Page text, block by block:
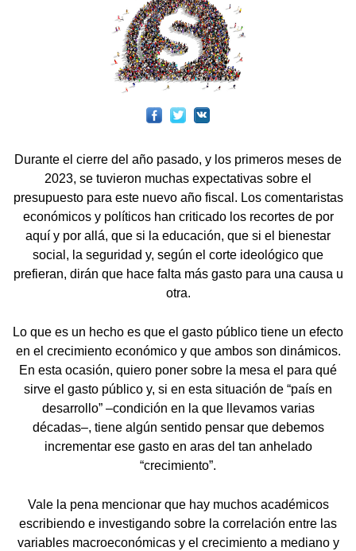
Durante el cierre del año pasado, y los primeros meses de
2023, se tuvieron muchas expectativas sobre el
presupuesto para este nuevo año fiscal. Los comentaristas
económicos y políticos han criticado los recortes de por
aquí y por allá, que si la educación, que si el bienestar
social, la seguridad y, según el corte ideológico que
prefieran, dirán que hace falta más gasto para una causa u
otra.
Lo que es un hecho es que el gasto público tiene un efecto
en el crecimiento económico y que ambos son dinámicos.
En esta ocasión, quiero poner sobre la mesa el para qué
sirve el gasto público y, si en esta situación de “país en
desarrollo” –condición en la que llevamos varias
décadas–, tiene algún sentido pensar que debemos
incrementar ese gasto en aras del tan anhelado
“crecimiento”.
Vale la pena mencionar que hay muchos académicos
escribiendo e investigando sobre la correlación entre las
variables macroeconómicas y el crecimiento a mediano y